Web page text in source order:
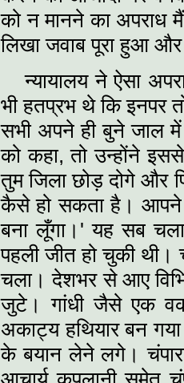
को न मानने का अपराध
लिखा जवाब पूरा हुआ
न्यायालय ने ऐसा
भी हतप्रभ थे कि इनपर
सभी अपने ही बुने जाल
को कहा, तो उन्होंने
तुम जिला छोड़ दोगे और
कैसे हो सकता है। आपने
बना लूँगा।' यह सब
पहली जीत हो चुकी थी।
चला। देशभर से आए
जुटे। गांधी जैसे एक
अकाट्य हथियार बन
के बयान लेने लगे।